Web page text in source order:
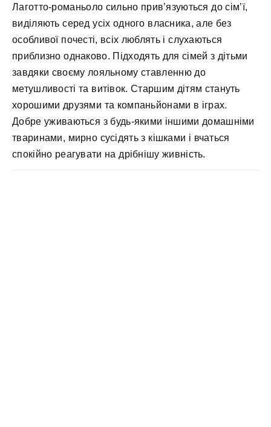
Лаготто-романьоло сильно прив’язуються до сім’ї,
виділяють серед усіх одного власника, але без
особливої почесті, всіх люблять і слухаються
приблизно однаково. Підходять для сімей з дітьми
завдяки своєму лояльному ставленню до
метушливості та витівок. Старшим дітям стануть
хорошими друзями та компаньйонами в іграх.
Добре уживаються з будь-якими іншими домашніми
тваринами, мирно сусідять з кішками і вчаться
спокійно реагувати на дрібнішу живність.